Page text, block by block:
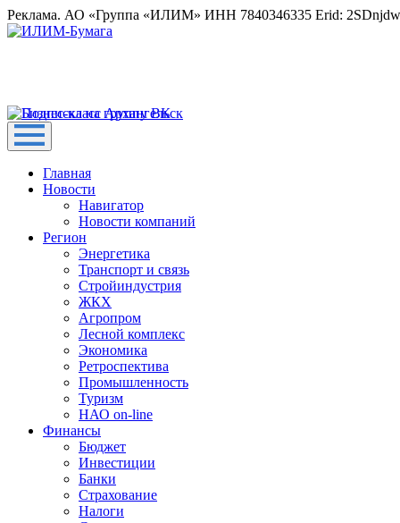
Реклама. АО «Группа «ИЛИМ» ИНН 7840346335 Erid:
Главная
Новости
Навигатор
Новости компаний
Регион
Энергетика
Транспорт и связь
Стройиндустрия
ЖКХ
Агропром
Лесной комплекс
Экономика
Ретроспектива
Промышленность
Туризм
НАО on-line
Финансы
Бюджет
Инвестиции
Банки
Страхование
Налоги